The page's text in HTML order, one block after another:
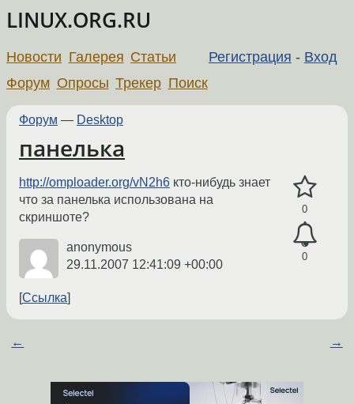
LINUX.ORG.RU
Регистрация - Вход
Новости Галерея Статьи
Форум Опросы Трекер Поиск
Форум — Desktop
панелька
0
0
http://omploader.org/vN2h6 кто-нибудь знает
что за панелька использована на
скриншоте?
anonymous
29.11.2007 12:41:09 +00:00
Ссылка
← →